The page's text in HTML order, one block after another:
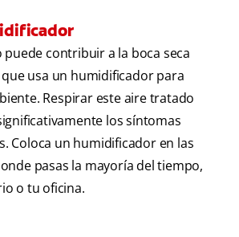
puede contribuir a la boca seca
usa un humidificador para
Respirar este aire tratado
los síntomas
Coloca un humidificador en las
pasas la mayoría del tiempo,
o tu oficina.